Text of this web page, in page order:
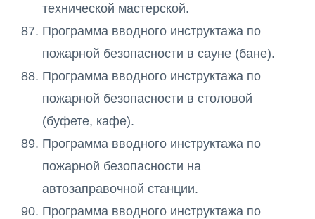
технической мастерской.
Программа вводного инструктажа по
пожарной безопасности в сауне (бане).
Программа вводного инструктажа по
пожарной безопасности в столовой
(буфете, кафе).
Программа вводного инструктажа по
пожарной безопасности на
автозаправочной станции.
Программа вводного инструктажа по